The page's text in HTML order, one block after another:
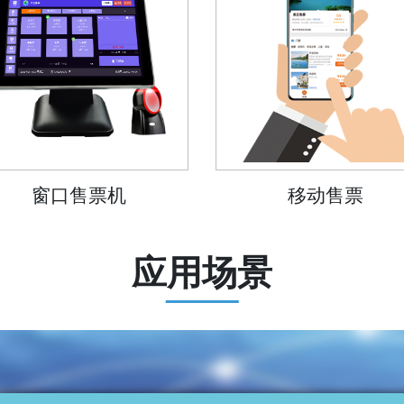
窗口售票机 移动售票
应用场景